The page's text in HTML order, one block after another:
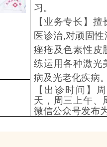
习。
【业务专长】
医诊治,对顽固性
痤疮及色素性皮
练运用各种激光
病及光老化疾病。
【出诊时间】
天，周三上午、
微信公众号发布